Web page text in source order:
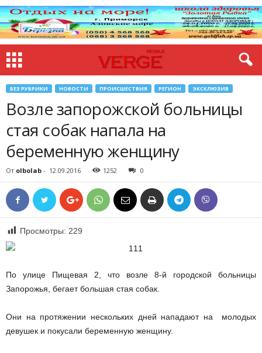
БЕЗ РУБРИКИ НОВОСТИ ПРОИСШЕСТВИЯ РЕГИОН ЭКСКЛЮЗИВ
Возле запорожской больницы
стая собак напала на
беременную женщину
От olbolab - 12.09.2016 1252 0
Просмотры: 229
По улице Пищевая 2, что возле 8-й городской больницы
Запорожья, бегает большая стая собак.
Они на протяжении нескольких дней нападают на молодых
девушек и покусали беременную женщину.